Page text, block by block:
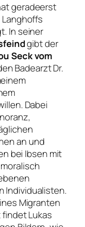
geradeerst
In seiner
gibt der
Seck vom
Badearzt Dr.
Dabei
an und
bei Ibsen mit
Individualisten.
Migranten
Lukas